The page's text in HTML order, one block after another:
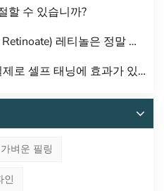
할 수 있습니까?
놀은 정말 순하고 자극적이지 않나요?
셀프 태닝에 효과가 있나요?
가벼운 필링
인